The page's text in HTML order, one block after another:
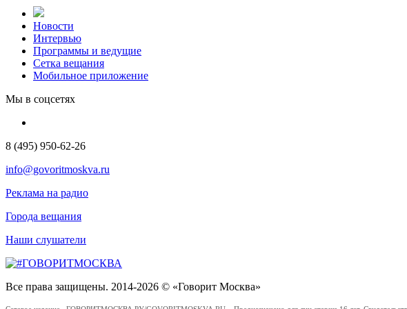
Новости
Интервью
Программы и ведущие
Сетка вещания
Мобильное приложение
Мы в соцсетях
8 (495) 950-62-26
info@govoritmoskva.ru
Реклама на радио
Города вещания
Наши слушатели
Все права защищены. 2014-2026 © «Говорит Москва»